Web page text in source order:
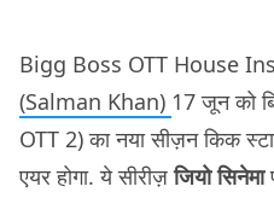
Bigg Boss OTT House
(Salman Khan) 17 जून को
OTT 2) का नया सीज़न किक
एयर होगा. ये सीरीज़जियो सिनेमा